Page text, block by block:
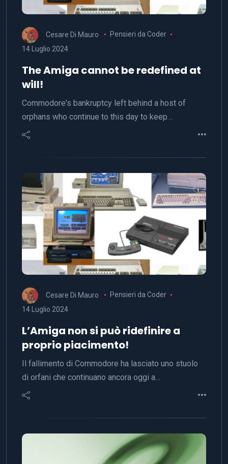
Cesare Di Mauro
Pensieri da Coder
14 Luglio 2024
The Amiga cannot be redefined at
will!
Commodore's bankruptcy left behind a host of
orphans who continue to this day to keep…
Cesare Di Mauro
Pensieri da Coder
14 Luglio 2024
L’Amiga non si può ridefinire a
proprio piacimento!
Il fallimento di Commodore ha lasciato uno stuolo
di orfani che continuano ancora oggi a…